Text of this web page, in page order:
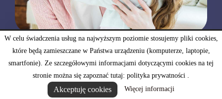
W celu świadczenia usług na najwyższym poziomie stosujemy pliki cookies,
które będą zamieszczane w Państwa urządzeniu (komputerze, laptopie,
smartfonie). Ze szczegółowymi informacjami dotyczącymi cookies na tej
stronie można się zapoznać tutaj: polityka prywatności .
Akceptuję cookies Więcej informacji
W trosce o
bezpieczeństwo
W trosce o naszych najmłodszych klientów nasze